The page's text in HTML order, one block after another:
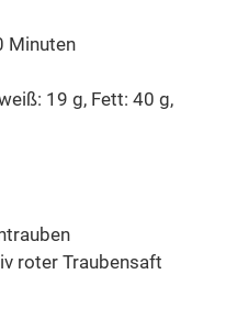
Minuten
19 g, Fett: 40 g,
roter Traubensaft